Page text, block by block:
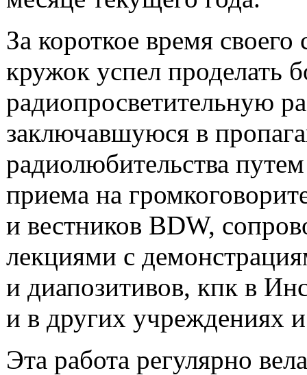
За короткое время своего
кружок успел проделать
радиопросветительную
заключавшуюся в
радиолюбительства
приема на
и вестников BDW,
лекциями с
и диапозитивов, кпк в
и в других учреждениях
Эта работа регулярно